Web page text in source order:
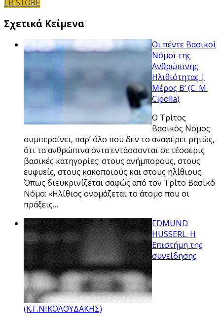
LB STORE
Σχετικά Κείμενα
Οι πέντε Βασικοί
Νόμοι της
Ανθρώπινης
Ηλιθιότητας |
Μέρος Β’ (C. M.
Cipolla)
Ο Τρίτος
Βασικός Νόμος
συμπεραίνει, παρ’ όλο που δεν το αναφέρει ρητώς,
ότι τα ανθρώπινα όντα εντάσσονται σε τέσσερις
βασικές κατηγορίες: στους ανήμπορους, στους
ευφυείς, στους κακοποιούς και στους ηλίθιους.
Όπως διευκρινίζεται σαφώς από τον Τρίτο Βασικό
Νόμο: «Ηλίθιος ονομάζεται το άτομο που οι
πράξεις…
EDMUND
HUSSERL. Η
Επιστήμη της
συνείδησης
(Κ.Γ.ΝΙΚΟΛΟΥΔΑΚΗΣ)